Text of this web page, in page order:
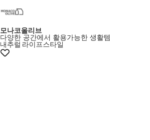
+10%쿠폰
모나코올리브
다양한 공간에서 활용가능한 생활템
내추럴 라이프스타일